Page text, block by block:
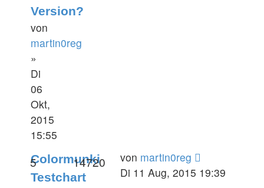
Version?
von
martin0reg
»
Di
06
Okt,
2015
15:55
Colormunki
Testchart
5 14720 von martin0reg
Di 11 Aug, 2015 19:39